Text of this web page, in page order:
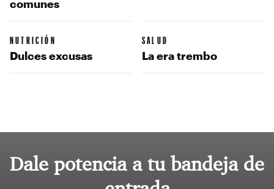
comunes
NUTRICIÓN
Dulces excusas
SALUD
La era trembo
Dale potencia a tu bandeja de